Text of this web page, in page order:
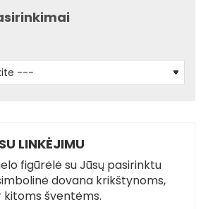
LINKĖJIMU
figūrėlė su Jūsų pasirinktu
dovana krikštynoms,
kitoms šventėms.